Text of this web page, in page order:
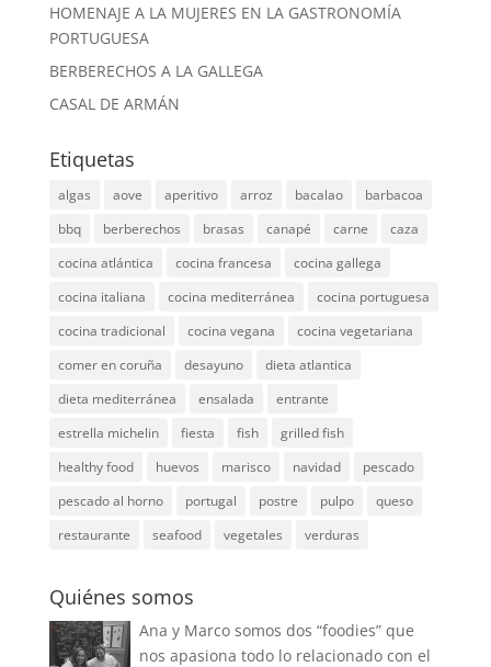
HOMENAJE A LA MUJERES EN LA GASTRONOMÍA
PORTUGUESA
BERBERECHOS A LA GALLEGA
CASAL DE ARMÁN
Etiquetas
algas aove aperitivo arroz bacalao
barbacoa
bbq
berberechos brasas canapé carne
caza
cocina atlántica
cocina francesa
cocina gallega
cocina italiana
cocina mediterránea
cocina portuguesa
cocina tradicional
cocina vegana
cocina vegetariana
comer en coruña
desayuno
dieta atlantica
dieta mediterránea
ensalada
entrante
estrella michelin
fiesta fish
grilled fish
healthy food
huevos marisco navidad
pescado
pescado al horno
portugal postre pulpo
queso
restaurante
seafood vegetales verduras
Quiénes somos
Ana y Marco somos dos “foodies” que
nos apasiona todo lo relacionado con el